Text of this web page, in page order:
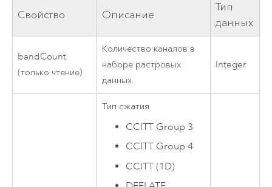
Свойство Описание
Тип
данных
bandCount
(только чтение)
Количество каналов в
наборе растровых
данных.
Integer
Тип сжатия
CCITT Group 3
CCITT Group 4
CCITT (1D)